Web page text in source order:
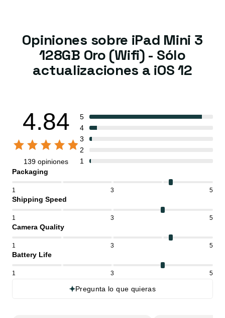
Opiniones sobre iPad Mini 3
128GB Oro (Wifi) - Sólo
actualizaciones a iOS 12
4.84
139 opiniones
5
4
3
2
1
Packaging
1 3 5
Shipping Speed
1 3 5
Camera Quality
1 3 5
Battery Life
1 3 5
Pregunta lo que quieras